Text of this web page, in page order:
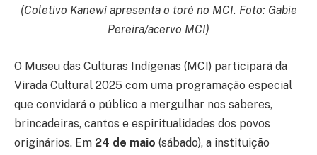
(Coletivo Kanewí apresenta o toré no MCI. Foto: Gabie
Pereira/acervo MCI)
O Museu das Culturas Indígenas (MCI) participará da
Virada Cultural 2025 com uma programação especial
que convidará o público a mergulhar nos saberes,
brincadeiras, cantos e espiritualidades dos povos
originários. Em 24 de maio (sábado), a instituição